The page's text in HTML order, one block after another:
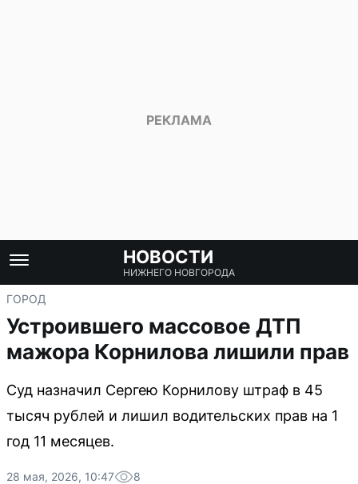
НОВОСТИ
НИЖНЕГО НОВГОРОДА
ГОРОД
Устроившего массовое ДТП
мажора Корнилова лишили прав
Суд назначил Сергею Корнилову штраф в 45
тысяч рублей и лишил водительских прав на 1
год 11 месяцев.
28 мая, 2026, 10:47 8